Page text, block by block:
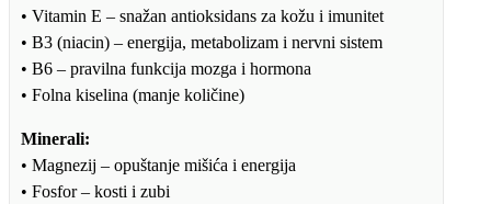
• Vitamin E – snažan antioksidans za kožu i imunitet
• B3 (niacin) – energija, metabolizam i nervni sistem
• B6 – pravilna funkcija mozga i hormona
• Folna kiselina (manje količine)
Minerali:
• Magnezij – opuštanje mišića i energija
• Fosfor – kosti i zubi